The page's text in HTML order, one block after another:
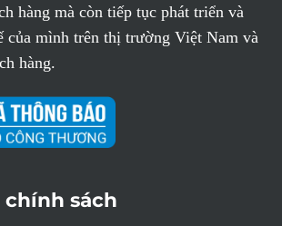
hàng mà còn tiếp tục phát triển và
của mình trên thị trường Việt Nam và
hàng.
sách